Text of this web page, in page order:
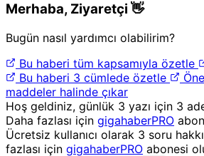
Merhaba, Ziyaretçi 👋
Bugün nasıl yardımcı olabilirim?
Bu haberi tüm kapsamıyla özetle
Bu haberi 3 cümlede özetle
maddeler halinde çıkar
Hoş geldiniz, günlük 3 yazı için 3
Daha fazlası için gigahaberPRO
Ücretsiz kullanıcı olarak 3 soru
fazlası için gigahaberPRO abonesi